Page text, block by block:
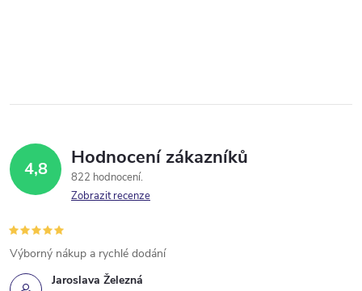
4,8 Hodnocení zákazníků
822 hodnocení
Zobrazit recenze
Jaroslava Železná
Výborný nákup a rychlé dodání